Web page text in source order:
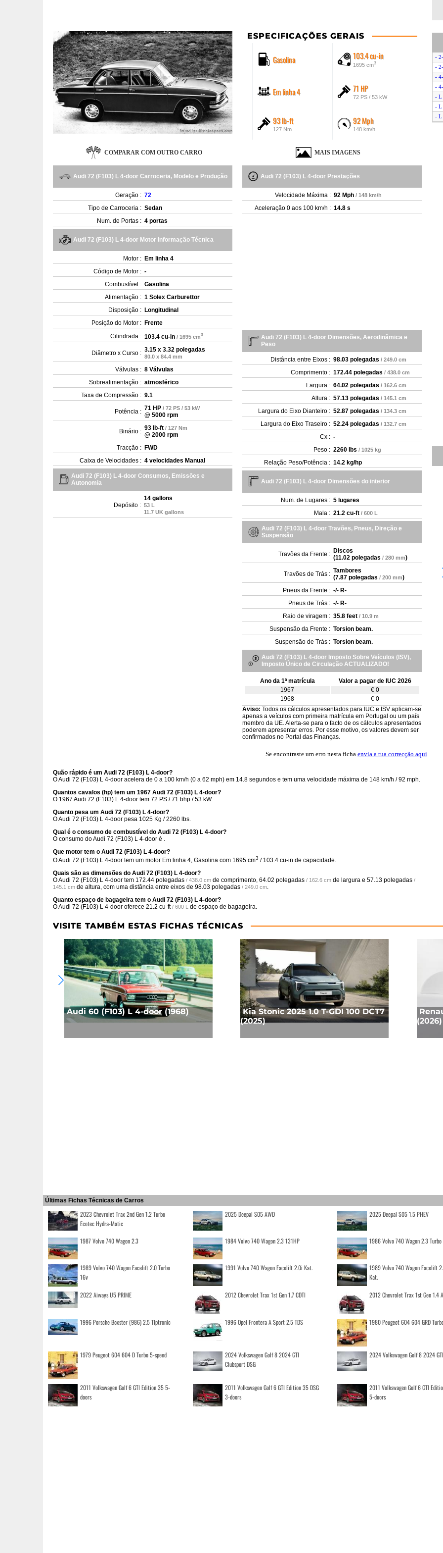
ESPECIFICAÇÕES GERAIS
Gasolina 103.4 cu-in
1695 cm3
Em linha 4 71 HP
72 PS / 53 kW
93 lb-ft
127 Nm
92 Mph
148 km/h
COMPARAR COM OUTRO CARRO MAIS IMAGENS
Audi 72 (F103) L 4-door Carroceria, Modelo e Produção
Geração : 72
Tipo de Carroceria : Sedan
Num. de Portas : 4 portas
Audi 72 (F103) L 4-door Motor Informação Técnica
Motor : Em linha 4
Código de Motor : -
Combustível : Gasolina
Alimentação : 1 Solex Carburettor
Disposição : Longitudinal
Posição do Motor : Frente
Cilindrada : 103.4 cu-in / 1695 cm3
Diâmetro x Curso : 3.15 x 3.32 polegadas
80.0 x 84.4 mm
Válvulas : 8 Válvulas
Sobrealimentação : atmosférico
Taxa de Compressão : 9.1
Potência : 71 HP / 72 PS / 53 kW
@ 5000 rpm
Binário : 93 lb-ft / 127 Nm
@ 2000 rpm
Tracção : FWD
Caixa de Velocidades : 4 velocidades Manual
Audi 72 (F103) L 4-door Consumos, Emissões e
Autonomia
Depósito :
14 gallons
53 L
11.7 UK gallons
Audi 72 (F103) L 4-door Prestações
Velocidade Máxima : 92 Mph / 148 km/h
Aceleração 0 aos 100 km/h : 14.8 s
Audi 72 (F103) L 4-door Dimensões, Aerodinâmica e
Peso
Distância entre Eixos : 98.03 polegadas / 249.0 cm
Comprimento : 172.44 polegadas / 438.0 cm
Largura : 64.02 polegadas / 162.6 cm
Altura : 57.13 polegadas / 145.1 cm
Largura do Eixo Dianteiro : 52.87 polegadas / 134.3 cm
Largura do Eixo Traseiro : 52.24 polegadas / 132.7 cm
Cx : -
Peso : 2260 lbs / 1025 kg
Relação Peso/Potência : 14.2 kg/hp
Audi 72 (F103) L 4-door Dimensões do interior
Num. de Lugares : 5 lugares
Mala : 21.2 cu-ft / 600 L
Audi 72 (F103) L 4-door Travões, Pneus, Direção e
Suspensão
Travões da Frente : Discos
(11.02 polegadas / 280 mm)
Travões de Trás : Tambores
(7.87 polegadas / 200 mm)
Pneus da Frente : -/- R-
Pneus de Trás : -/- R-
Raio de viragem : 35.8 feet / 10.9 m
Suspensão da Frente : Torsion beam.
Suspensão de Trás : Torsion beam.
Audi 72 (F103) L 4-door Imposto Sobre Veículos (ISV),
Imposto Único de Circulação ACTUALIZADO!
Ano da 1ª matrícula
Valor a pagar de IUC 2026
1967
€ 0
1968
€ 0
Aviso: Todos os cálculos apresentados para IUC e ISV aplicam-se
apenas a veículos com primeira matrícula em Portugal ou um país
membro da UE. Alerta-se para o facto de os cálculos apresentados
poderem apresentar erros. Por esse motivo, os valores devem ser
confirmados no Portal das Finanças.
Se encontraste um erro nesta ficha envia a tua correcção aqui
Quão rápido é um Audi 72 (F103) L 4-door?
O Audi 72 (F103) L 4-door acelera de 0 a 100 km/h (0 a 62 mph) em 14.8 segundos e tem uma velocidade máxima de 148 km/h / 92 mph.
Quantos cavalos (hp) tem um 1967 Audi 72 (F103) L 4-door?
O 1967 Audi 72 (F103) L 4-door tem 72 PS / 71 bhp / 53 kW.
Quanto pesa um Audi 72 (F103) L 4-door?
O Audi 72 (F103) L 4-door pesa 1025 Kg / 2260 lbs.
Qual é o consumo de combustível do Audi 72 (F103) L 4-door?
O consumo do Audi 72 (F103) L 4-door é .
Que motor tem o Audi 72 (F103) L 4-door?
O Audi 72 (F103) L 4-door tem um motor Em linha 4, Gasolina com 1695 cm3 / 103.4 cu-in de capacidade.
Quais são as dimensões do Audi 72 (F103) L 4-door?
O Audi 72 (F103) L 4-door tem 172.44 polegadas / 438.0 cm de comprimento, 64.02 polegadas / 162.6 cm de largura e 57.13 polegadas /
145.1 cm de altura, com uma distância entre eixos de 98.03 polegadas / 249.0 cm.
Quanto espaço de bagageira tem o Audi 72 (F103) L 4-door?
O Audi 72 (F103) L 4-door oferece 21.2 cu-ft / 600 L de espaço de bagageira.
-
-
-
-
- L
- L
- L
VISITE TAMBÉM ESTAS FICHAS TÉCNICAS
Audi 60 (F103) L 4-door (1968)
Kia Stonic 2025 1.0 T-GDI 100 DCT7
(2025)
(2026)
Últimas Fichas Técnicas de Carros
2023 Chevrolet Trax 2nd Gen 1.2 Turbo
Ecotec Hydra-Matic
2025 Deepal S05 AWD 2025 Deepal S05 1.5 PHEV
1987 Volvo 740 Wagon 2.3 1984 Volvo 740 Wagon 2.3 131HP 1986 Volvo 740 Wagon 2.3
1989 Volvo 740 Wagon Facelift 2.0 Turbo
16v
1991 Volvo 740 Wagon Facelift 2.0i Kat.
1989 Volvo 740 Wagon Facelift
Kat.
2022 Aiways U5 PRIME 2012 Chevrolet Trax 1st Gen 1.7 CDTI 2012 Chevrolet Trax 1st Gen 1.4
1996 Porsche Boxster (986) 2.5 Tiptronic 1996 Opel Frontera A Sport 2.5 TDS 1980 Peugeot 604 604 GRD
1979 Peugeot 604 604 D Turbo 5-speed
2024 Volkswagen Golf 8 2024 GTI
Clubsport DSG
2024 Volkswagen Golf 8 2024
2011 Volkswagen Golf 6 GTI Edition 35 5-
doors
2011 Volkswagen Golf 6 GTI Edition 35 DSG
3-doors
2011 Volkswagen Golf 6 GTI
5-doors